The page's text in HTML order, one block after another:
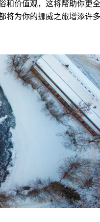
和价值观，这将帮助你更
为你的挪威之旅增添许多